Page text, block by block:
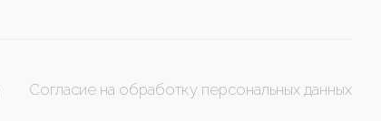
Согласие на обработку персональных данных